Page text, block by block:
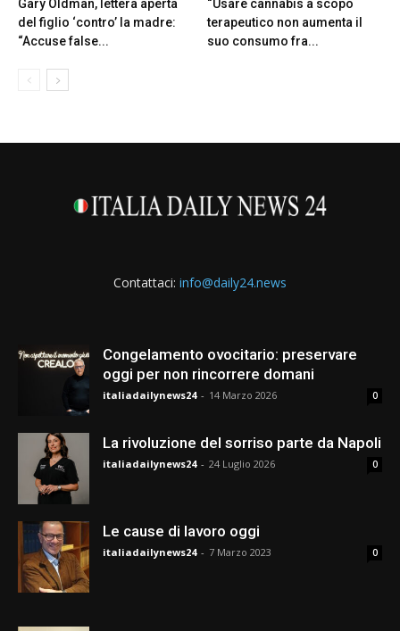
Gary Oldman, lettera aperta
del figlio ‘contro’ la madre:
“Accuse false...
“Usare cannabis a scopo
terapeutico non aumenta il
suo consumo fra...
Contattaci: info@daily24.news
Congelamento ovocitario: preservare
oggi per non rincorrere domani
italiadailynews24 - 14 Marzo 2026 0
La rivoluzione del sorriso parte da Napoli
italiadailynews24 - 24 Luglio 2026 0
Le cause di lavoro oggi
italiadailynews24 - 7 Marzo 2023 0